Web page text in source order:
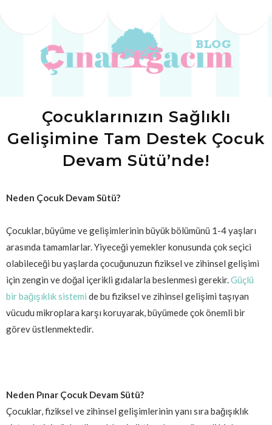
Çocuklarınızın Sağlıklı
Gelişimine Tam Destek Çocuk
Devam Sütü’nde!
Neden Çocuk Devam Sütü?
Çocuklar, büyüme ve gelişimlerinin büyük bölümünü 1-4 yaşları
arasında tamamlarlar. Yiyeceği yemekler konusunda çok seçici
olabileceği bu yaşlarda çocuğunuzun fiziksel ve zihinsel gelişimi
için zengin ve doğal içerikli gıdalarla beslenmesi gerekir.Güçlü
bir bağışıklık sistemi de bu fiziksel ve zihinsel gelişimi taşıyan
vücudu mikroplara karşı koruyarak, büyümede çok önemli bir
görev üstlenmektedir.
Neden Pınar Çocuk Devam Sütü?
Çocuklar, fiziksel ve zihinsel gelişimlerinin yanı sıra bağışıklık